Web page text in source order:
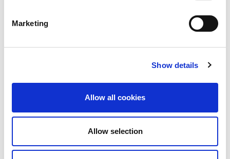
Marketing
Show details
Allow all cookies
Allow selection